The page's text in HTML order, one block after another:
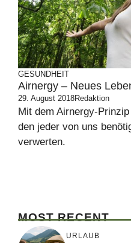
GESUNDHEIT
Airnergy – Neues
29. August 2018Redaktion
Mit dem Airnergy-
den jeder von uns
verwerten.
MOST RECENT
URLAUB